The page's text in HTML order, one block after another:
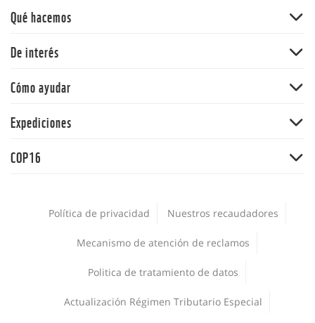
Nuestras políticas
Andes
Orinoquia
Qué hacemos
Cambio climático y energía
Alimentos
Agua
De interés
Y la Naturaleza qué
Informe Planeta Vivo
La Hora del Planeta
Empleos
Deporte y Naturaleza
Cómo ayudar
Adopta una especie
Panda Market
Expediciones
COP16
Política de privacidad Nuestros recaudadores
Mecanismo de atención de reclamos
Politica de tratamiento de datos
Actualización Régimen Tributario Especial